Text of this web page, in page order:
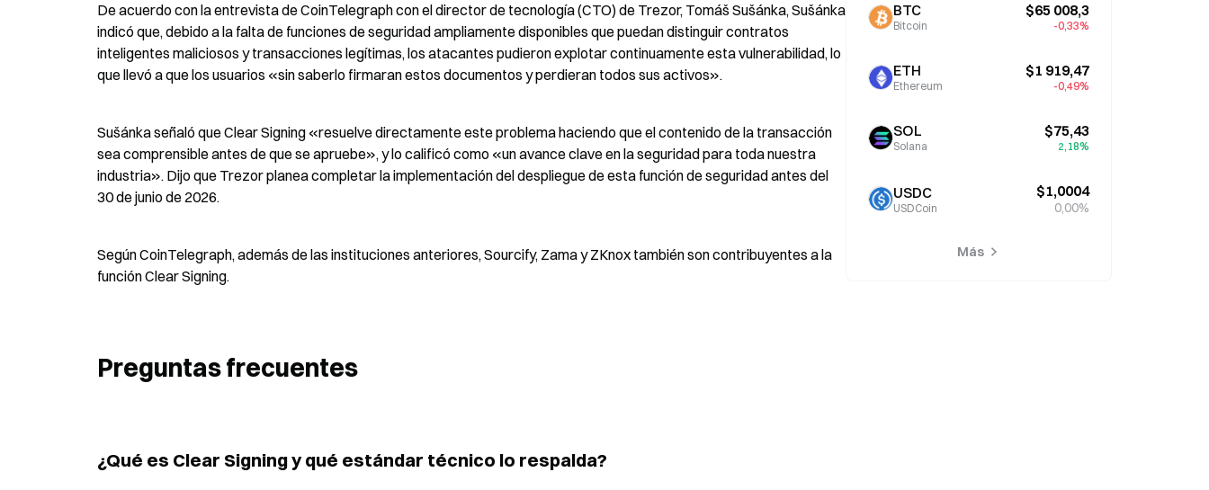
De acuerdo con la entrevista de CoinTelegraph con el director de tecnología (CTO) de Trezor, Tomáš Sušánka, Sušánka
indicó que, debido a la falta de funciones de seguridad ampliamente disponibles que puedan distinguir contratos
inteligentes maliciosos y transacciones legítimas, los atacantes pudieron explotar continuamente esta vulnerabilidad, lo
que llevó a que los usuarios «sin saberlo firmaran estos documentos y perdieran todos sus activos».
Sušánka señaló que Clear Signing «resuelve directamente este problema haciendo que el contenido de la transacción
sea comprensible antes de que se apruebe», y lo calificó como «un avance clave en la seguridad para toda nuestra
industria». Dijo que Trezor planea completar la implementación del despliegue de esta función de seguridad antes del
30 de junio de 2026.
Según CoinTelegraph, además de las instituciones anteriores, Sourcify, Zama y ZKnox también son contribuyentes a la
función Clear Signing.
Preguntas frecuentes
¿Qué es Clear Signing y qué estándar técnico lo respalda?
BTC
Bitcoin
$65 008,3
-0,33%
ETH
Ethereum
$1 919,47
-0,49%
SOL
Solana
$75,43
2,18%
USDC
USDCoin
$1,0004
0,00%
Más